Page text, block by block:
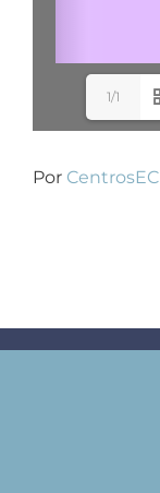
1/1
Por CentrosEC